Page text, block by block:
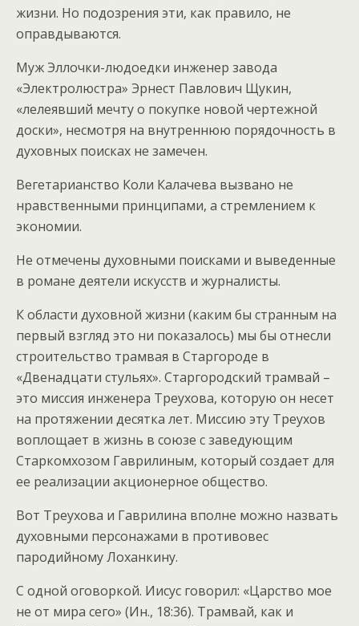
жизни. Но подозрения эти, как правило, не
оправдываются.
Муж Эллочки-людоедки инженер завода
«Электролюстра» Эрнест Павлович Щукин,
«лелеявший мечту о покупке новой чертежной
доски», несмотря на внутреннюю порядочность в
духовных поисках не замечен.
Вегетарианство Коли Калачева вызвано не
нравственными принципами, а стремлением к
экономии.
Не отмечены духовными поисками и выведенные
в романе деятели искусств и журналисты.
К области духовной жизни (каким бы странным на
первый взгляд это ни показалось) мы бы отнесли
строительство трамвая в Старгороде в
«Двенадцати стульях». Старгородский трамвай –
это миссия инженера Треухова, которую он несет
на протяжении десятка лет. Миссию эту Треухов
воплощает в жизнь в союзе с заведующим
Старкомхозом Гаврилиным, который создает для
ее реализации акционерное общество.
Вот Треухова и Гаврилина вполне можно назвать
духовными персонажами в противовес
пародийному Лоханкину.
С одной оговоркой. Иисус говорил: «Царство мое
не от мира сего» (Ин., 18:36). Трамвай, как и